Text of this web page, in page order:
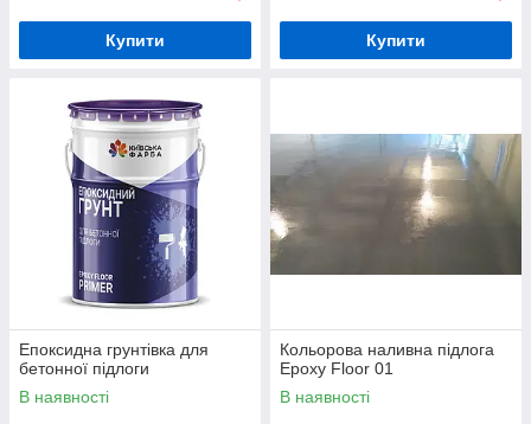
Купити Купити
Епоксидна грунтівка для
бетонної підлоги
В наявності
Кольорова наливна підлога
Epoxy Floor 01
В наявності